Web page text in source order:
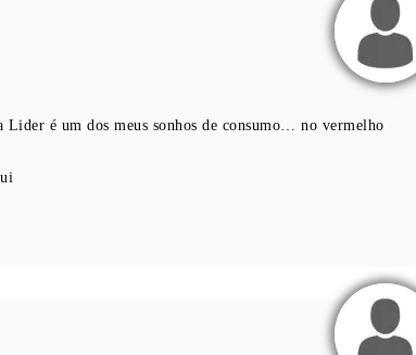
é um dos meus sonhos de consumo… no vermelho